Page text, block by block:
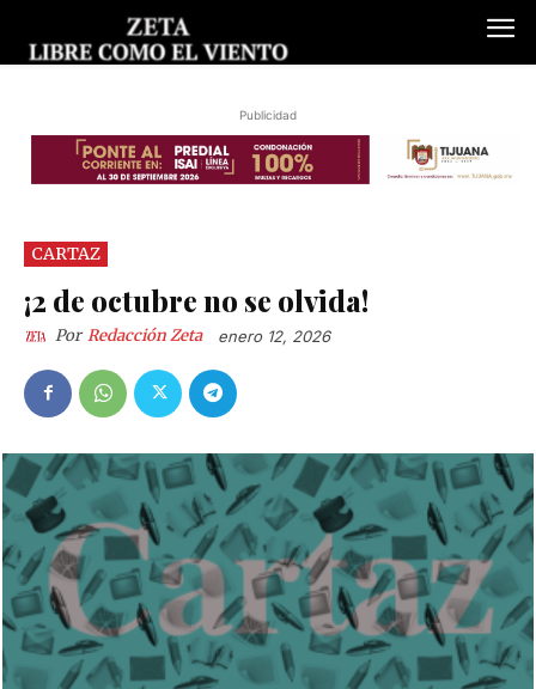
Publicidad
CARTAZ
¡2 de octubre no se olvida!
Por Redacción Zeta enero 12, 2026